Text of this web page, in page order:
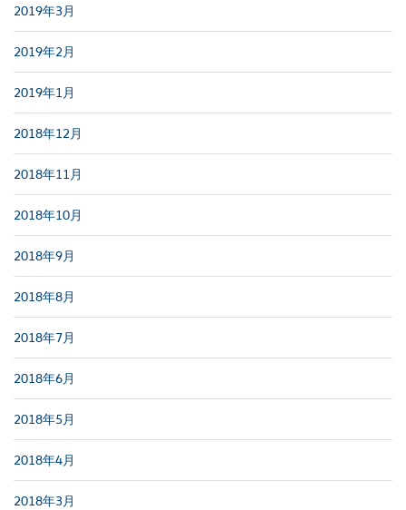
2019年3月
2019年2月
2019年1月
2018年12月
2018年11月
2018年10月
2018年9月
2018年8月
2018年7月
2018年6月
2018年5月
2018年4月
2018年3月